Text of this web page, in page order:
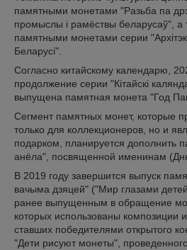
памятными монетами "Разьба па
промыслы і рамёствы беларусаў",
памятными монетами серии
Беларусі".
Согласно китайскому календарю,
продолжение серии "Кітайскі
выпущена памятная монета "Год
Сегмент памятных монет, которые
только для коллекционеров, но и
подарком, планируется дополнить
анёла", посвященной именинам
В 2019 году завершится выпуск
вачыма дзяцей" ("Мир глазами
ранее выпущенным в обращение
которых использованы композиции
ставших победителями открытого
"Дети рисуют монеты",